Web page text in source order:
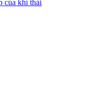
của khí thải